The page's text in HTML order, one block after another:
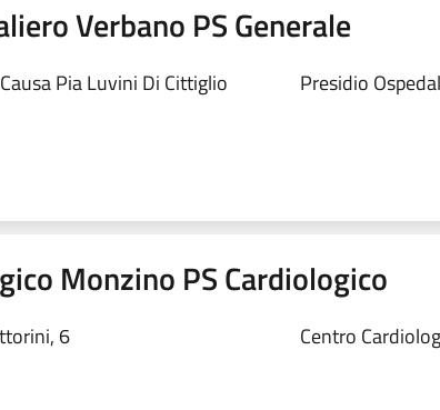
Verbano PS Generale
Pia Luvini Di Cittiglio Presidio
Monzino PS Cardiologico
6 Centro